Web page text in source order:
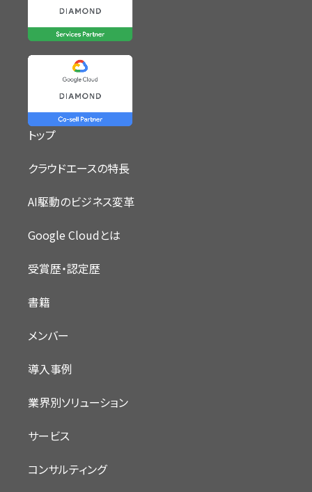
トップ
クラウドエースの特長
AI駆動のビジネス変革
Google Cloudとは
受賞歴・認定歴
書籍
メンバー
導入事例
業界別ソリューション
サービス
コンサルティング